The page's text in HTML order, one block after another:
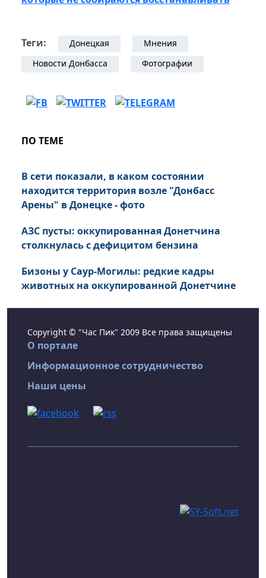
Теги: Донецкая
Мнения
Новости Донбасса
Фотографии
ПО ТЕМЕ
В сети показали, в каком состоянии
находится территория возле "Донбасс
Арены" в Донецке - фото
АЗС пусты: оккупированная Донетчина
столкнулась с дефицитом бензина
Бизоны у Саур-Могилы: редкие кадры
животных на оккупированной Донетчине
Copyright © "Час Пик" 2009 Все права защищены
О портале
Информационное сотрудничество
Наши цены